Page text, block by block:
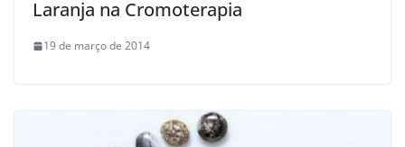
Laranja na Cromoterapia
19 de março de 2014